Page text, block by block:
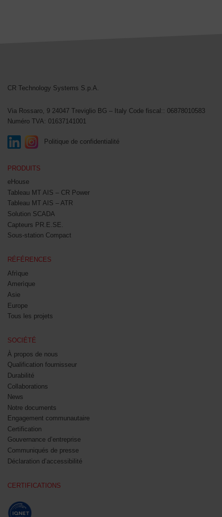
CR Technology Systems S.p.A.
Via Rossaro, 9 24047 Treviglio BG – Italy Code fiscal:: 06878010583
Numéro TVA: 01637141001
Politique de confidentialité
PRODUITS
eHouse
Tableau MT AIS – CR Power
Tableau MT AIS – ATR
Solution SCADA
Capteurs PR.E.SE.
Sous-station Compact
RÉFÉRENCES
Afrìque
Amerìque
Asie
Europe
Tous les projets
SOCIÉTÉ
À propos de nous
Qualification fournisseur
Durabilité
Collaborations
News
Notre documents
Engagement communautaire
Certification
Gouvernance d’entreprise
Communiqués de presse
Déclaration d’accessibilité
CERTIFICATIONS